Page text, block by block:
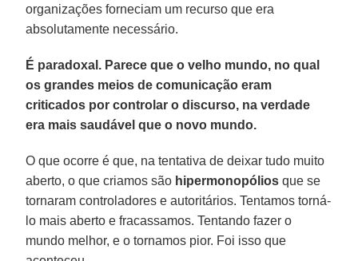
organizações forneciam um recurso que era
absolutamente necessário.
É paradoxal. Parece que o velho mundo, no qual
os grandes meios de comunicação eram
criticados por controlar o discurso, na verdade
era mais saudável que o novo mundo.
O que ocorre é que, na tentativa de deixar tudo muito
aberto, o que criamos são hipermonopólios que se
tornaram controladores e autoritários. Tentamos torná-
lo mais aberto e fracassamos. Tentando fazer o
mundo melhor, e o tornamos pior. Foi isso que